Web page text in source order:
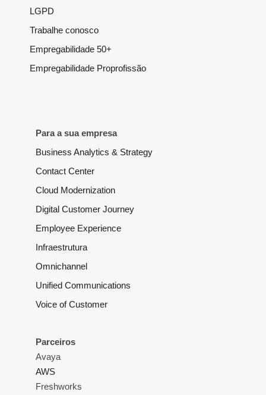
LGPD
Trabalhe conosco
Empregabilidade 50+
Empregabilidade Proprofissão
Para a sua empresa
Business Analytics & Strategy
Contact Center
Cloud Modernization
Digital Customer Journey
Employee Experience
Infraestrutura
Omnichannel
Unified Communications
Voice of Customer
Parceiros
Avaya
AWS
Freshworks